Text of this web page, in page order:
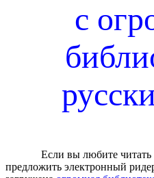
с
Если вы любите читать
предложить электронный